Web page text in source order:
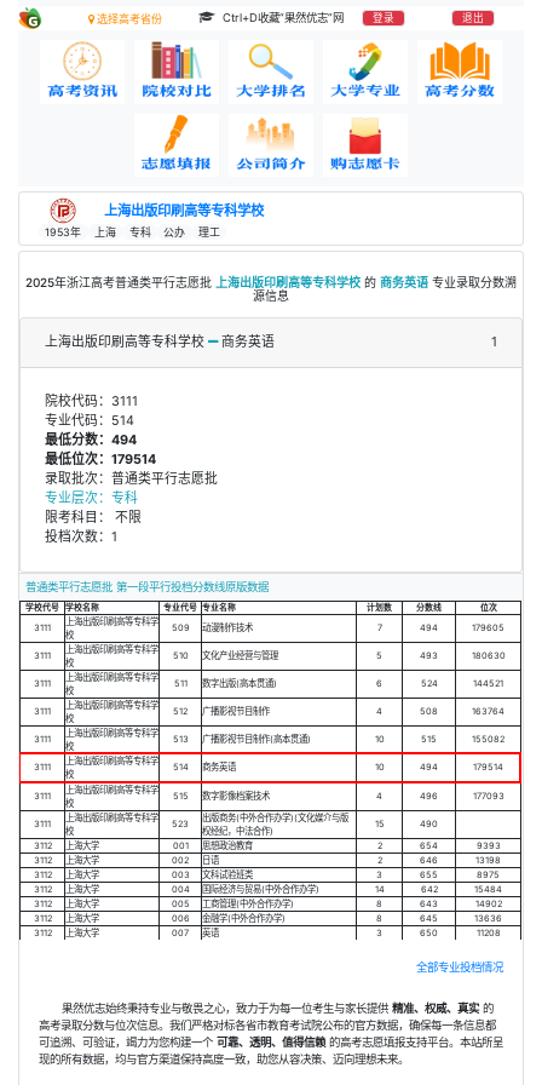
选择高考省份 Ctrl+D收藏“果然优志”网 登录 退出
上海出版印刷高等专科学校
1953年 上海 专科 公办 理工
2025年浙江高考普通类平行志愿批 上海出版印刷高等专科学校 的 商务英语 专业录取分数溯
源信息
上海出版印刷高等专科学校 商务英语 1
院校代码：3111
专业代码：514
最低分数：494
最低位次：179514
录取批次：普通类平行志愿批
专业层次：专科
限考科目： 不限
投档次数：1
普通类平行志愿批 第一段平行投档分数线原版数据
学校代号 学校名称 专业代号 专业名称 计划数 分数线
位次
3111
上海出版印刷高等专科学
校
509 动漫制作技术 7 494 179605
3111
上海出版印刷高等专科学
校
510 文化产业经营与管理 5 493 180630
3111
上海出版印刷高等专科学
校
511 数字出版(高本贯通) 6 524 144521
3111
上海出版印刷高等专科学
校
512 广播影视节目制作 4 508 163764
3111
上海出版印刷高等专科学
校
513 广播影视节目制作(高本贯通) 10 515 155082
3111
上海出版印刷高等专科学
校
514 商务英语 10 494 179514
3111
上海出版印刷高等专科学
校
515 数字影像档案技术 4 496 177093
3111
上海出版印刷高等专科学
校
523
出版商务(中外合作办学)(文化媒介与版
权经纪，中法合作)
15
490
3112
上海大学 001 思想政治教育 2 654
9393
3112
上海大学 002 日语 2 646
13198
3112
上海大学 003 文科试验班类 3 655
8975
3112
上海大学 004 国际经济与贸易(中外合作办学) 14 642
15484
3112
上海大学 005 工商管理(中外合作办学) 8 643
14902
3112
上海大学 006 金融学(中外合作办学) 8 645
13636
3112
上海大学 007 英语 3 650 11208
全部专业投档情况
果然优志始终秉持专业与敬畏之心，致力于为每一位考生与家长提供 精准、权威、真实的
高考录取分数与位次信息。我们严格对标各省市教育考试院公布的官方数据，确保每一条信息都
可追溯、可验证，竭力为您构建一个 可靠、透明、值得信赖 的高考志愿填报支持平台。本站所呈
现的所有数据，均与官方渠道保持高度一致，助您从容决策、迈向理想未来。